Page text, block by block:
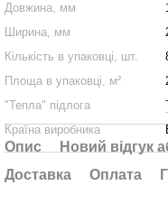
Довжина, мм
Ширина, мм
Кількість в упаковці, шт.
Площа в упаковці, м²
"Тепла" підлога
Країна виробника
Опис
Новий відгук
Доставка
Оплата